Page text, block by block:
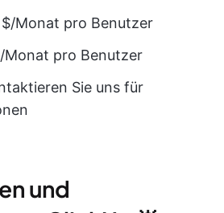
$/Monat pro Benutzer
Monat pro Benutzer
Sie uns für
und